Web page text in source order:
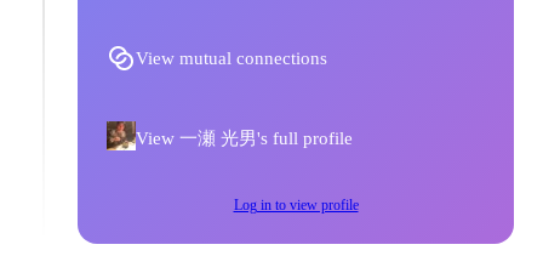
View mutual connections
View 一瀬 光男's full profile
Log in to view profile